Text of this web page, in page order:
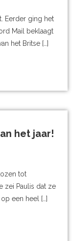
Eerder ging het
Mail beklaagt
het Britse […]
het jaar!
tot
zei Paulis dat ze
een heel […]